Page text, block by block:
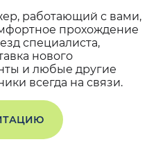
работающий с вами,
прохождение
специалиста,
нового
и любые другие
всегда на связи.